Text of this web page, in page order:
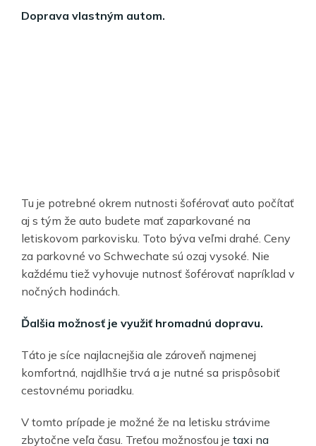
Doprava vlastným autom.
Tu je potrebné okrem nutnosti šoférovať auto počítať
aj s tým že auto budete mať zaparkované na
letiskovom parkovisku. Toto býva veľmi drahé. Ceny
za parkovné vo Schwechate sú ozaj vysoké. Nie
každému tiež vyhovuje nutnosť šoférovať napríklad v
nočných hodinách.
Ďalšia možnosť je využiť hromadnú dopravu.
Táto je síce najlacnejšia ale zároveň najmenej
komfortná, najdlhšie trvá a je nutné sa prispôsobiť
cestovnému poriadku.
V tomto prípade je možné že na letisku strávime
zbytočne veľa času. Treťou možnosťou je taxi na